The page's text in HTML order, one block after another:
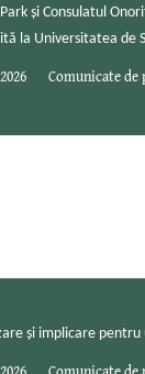
și Consulatul
la Universitatea de
Comunicate de
și implicare pentru